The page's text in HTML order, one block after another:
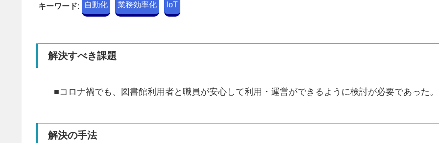
キーワード: 自動化 業務効率化 IoT
解決すべき課題
■コロナ禍でも、図書館利用者と職員が安心して利用・運営ができるように検討が必要であった。
解決の手法